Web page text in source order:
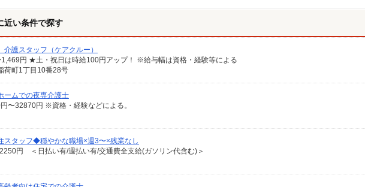
近い条件で探す
護スタッフ（ケアクルー）
円 ★土・祝日は時給100円アップ！ ※給与幅は資格・経験等による
荷町1丁目10番28号
ームでの夜専介護士
〜32870円 ※資格・経験などによる。
スタッフ◆穏やかな職場×週3〜×残業なし
円 ＜日払い有/週払い有/交通費全支給(ガソリン代含む)＞